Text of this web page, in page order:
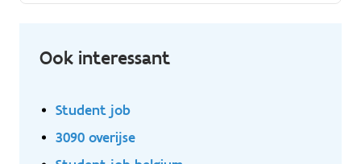
een opgeruimde winkel en help je met het aanvullen
omgeving waar geen dag hetzelfde is en waar je veel
kunt leren over de retailsector.
Ook interessant
Student job
3090 overijse